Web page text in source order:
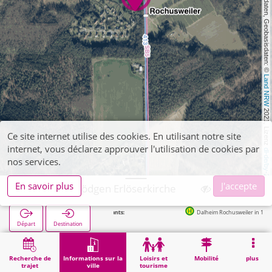
, Kartendaten, Geobasisdaten: ©
Land NRW
2021, Lizenz
dl-de/by-2-0
Recherche de
trajet
Informations sur la
ville
Loisirs et
tourisme
Mobilité plus
Wegberg, Rödgen Erlöserkirche
Départ Destination
Dalheim Rochusweiler in 113m
Démarrage Informations sur la ville Wegberg, Rödgen Erlöserkirche
Ce site internet utilise des cookies. En utilisant notre site
internet, vous déclarez approuver l'utilisation de cookies par
nos services.
En savoir plus
J'accepte